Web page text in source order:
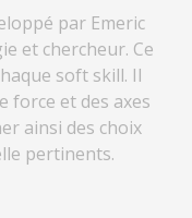
par Emeric
et chercheur. Ce
soft skill. Il
force et des axes
ainsi des choix
pertinents.